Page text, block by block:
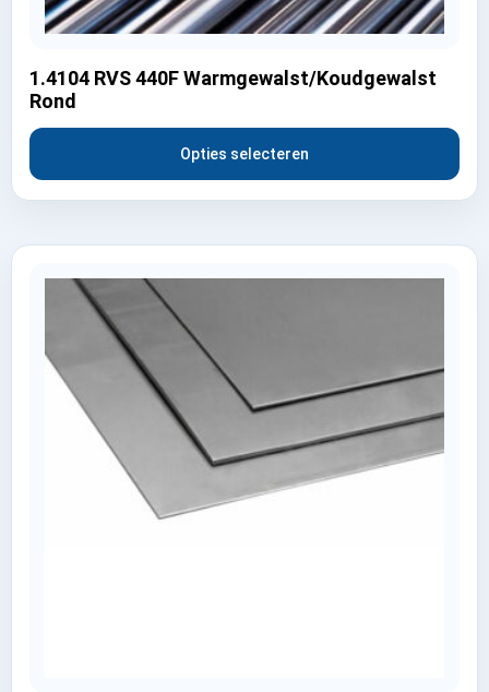
1.4104 RVS 440F Warmgewalst/Koudgewalst
Rond
Opties selecteren